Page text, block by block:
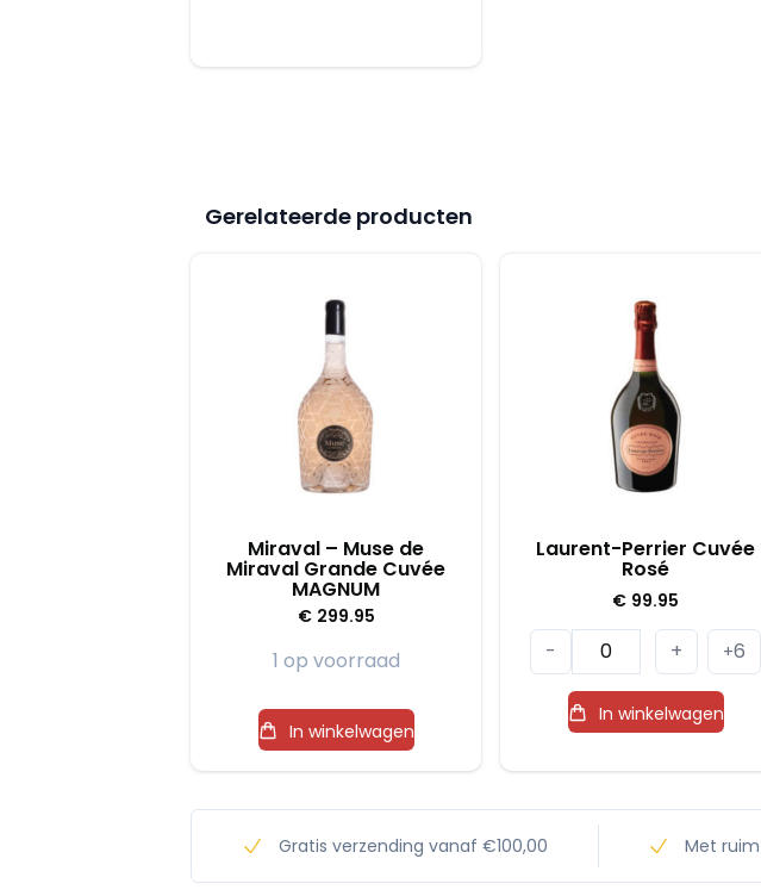
aantal
Gerelateerde producten
Miraval – Muse de
Miraval Grande Cuvée
MAGNUM
€ 299.95
1 op voorraad
In winkelwagen
Laurent-Perrier Cuvée
Rosé
€ 99.95
-
Laurent-
Perrier
Cuvée
aantal
+ +6
In winkelwagen
Gratis verzending vanaf €100,00 Met ruim